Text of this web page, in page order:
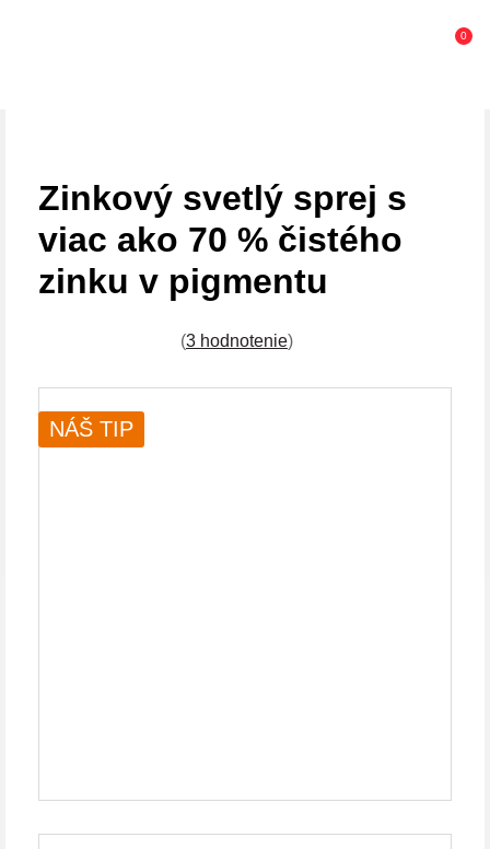
0
Zinkový svetlý sprej s
viac ako 70 % čistého
zinku v pigmentu
(3 hodnotenie)
NÁŠ TIP